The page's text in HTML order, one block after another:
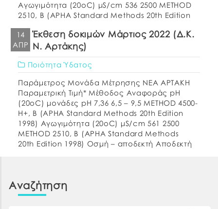
Αγωγιμότητα (20οC) μS/cm 536 2500 METHOD
2510, B (APHA Standard Methods 20th Edition
662:1986 Γεύση – αποδεκτή Αποδεκτή
Θολερότητα NTU 0,28 Αποδεκτή METHOD […]
14
ΑΠΡ
Έκθεση δοκιμών Μάρτιος 2022 (Δ.Κ.
Ν. Αρτάκης)
Ποιότητα Ύδατος
Παράμετρος Μονάδα Μέτρησης ΝΕΑ ΑΡΤΑΚΗ
Παραμετρική Τιμή* Μέθοδος Αναφοράς pH
(20oC) μονάδες pH 7,36 6,5 – 9,5 METHOD 4500-
H+, B (APHA Standard Methods 20th Edition
1998) Αγωγιμότητα (20οC) μS/cm 561 2500
METHOD 2510, B (APHA Standard Methods
20th Edition 1998) Οσμή – αποδεκτή Αποδεκτή
Αναζήτηση